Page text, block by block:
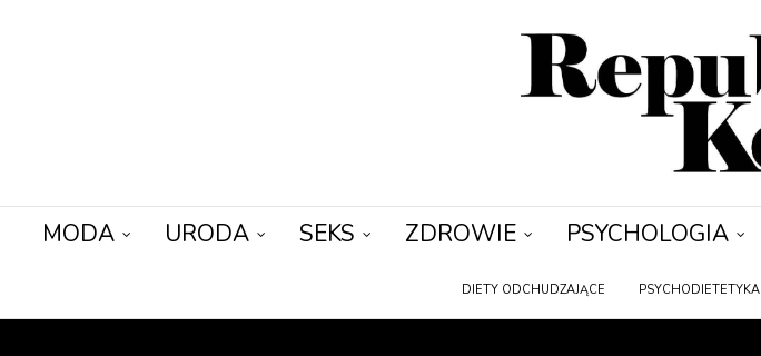
MODA URODA SEKS ZDROWIE PSYCHOLOGIA
DIETY ODCHUDZAJĄCE PSYCHODIETETYKA